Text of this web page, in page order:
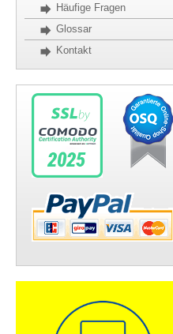
Häufige Fragen
Glossar
Kontakt